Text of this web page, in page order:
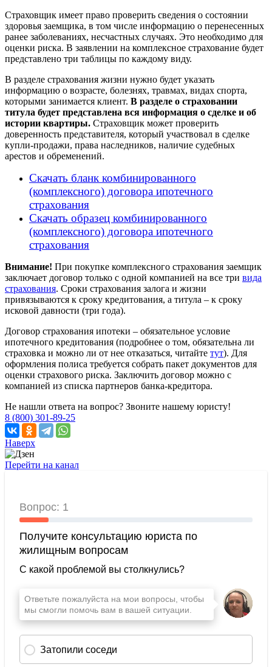
Страховщик имеет право проверить сведения о состоянии
здоровья заемщика, в том числе информацию о перенесенных
ранее заболеваниях, несчастных случаях. Это необходимо для
оценки риска. В заявлении на комплексное страхование будет
представлено три таблицы по каждому виду.
В разделе страхования жизни нужно будет указать
информацию о возрасте, болезнях, травмах, видах спорта,
которыми занимается клиент. В разделе о страховании
титула будет представлена вся информация о сделке и об
истории квартиры. Страховщик может проверить
доверенность представителя, который участвовал в сделке
купли-продажи, права наследников, наличие судебных
арестов и обременений.
Скачать бланк комбинированного
(комплексного) договора ипотечного
страхования
Скачать образец комбинированного
(комплексного) договора ипотечного
страхования
Внимание! При покупке комплексного страхования заемщик
заключает договор только с одной компанией на все три вида
страхования. Сроки страхования залога и жизни
привязываются к сроку кредитования, а титула – к сроку
исковой давности (три года).
Договор страхования ипотеки – обязательное условие
ипотечного кредитования (подробнее о том, обязательна ли
страховка и можно ли от нее отказаться, читайте тут). Для
оформления полиса требуется собрать пакет документов для
оценки страхового риска. Заключить договор можно с
компанией из списка партнеров банка-кредитора.
Не нашли ответа на вопрос? Звоните нашему юристу!
8 (800) 301-89-25
Наверх
Перейти на канал